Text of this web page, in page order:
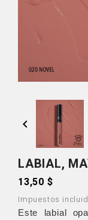

LABIAL,
13,50 $
Impuestos
Este labial